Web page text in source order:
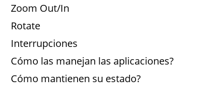
Zoom Out/In
Rotate
Interrupciones
Cómo las manejan las aplicaciones?
Cómo mantienen su estado?